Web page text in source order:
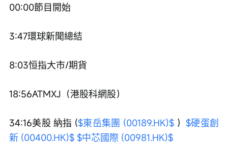
00:00節目開始
3:47環球新聞總結
8:03恒指大市/期貨
18:56ATMXJ（港股科網股）
34:16美股 納指 ($東岳集團 (00189.HK)$ ）$硬蛋創
新 (00400.HK)$ $中芯國際 (00981.HK)$